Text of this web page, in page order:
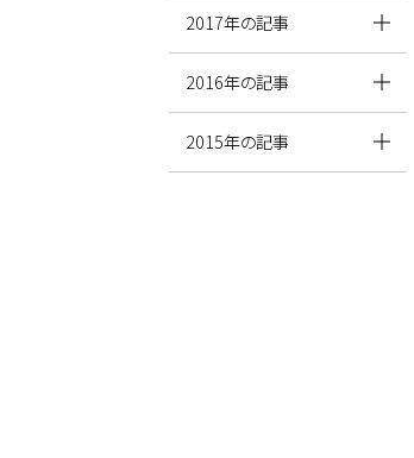
2017年の記事
2016年の記事
2015年の記事